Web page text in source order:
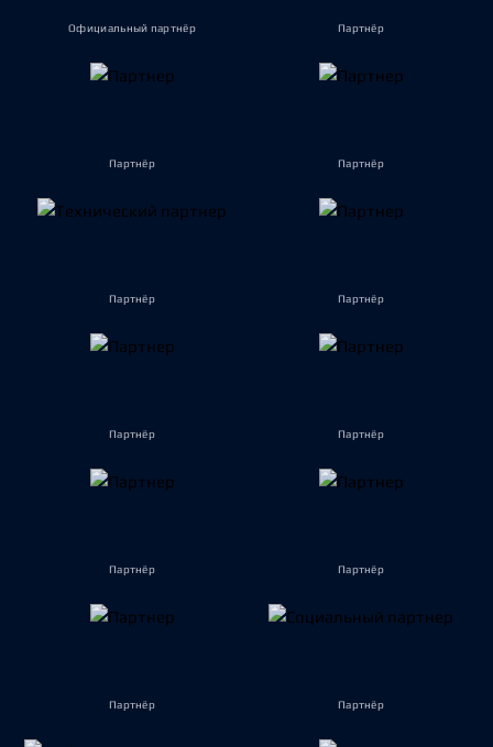
Официальный партнёр Партнёр
Партнёр Партнёр
Партнёр Партнёр
Партнёр Партнёр
Партнёр Партнёр
Партнёр Партнёр